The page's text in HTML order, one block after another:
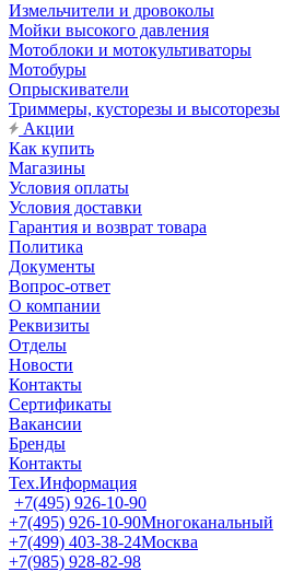
Измельчители и дровоколы
Мойки высокого давления
Мотоблоки и мотокультиваторы
Мотобуры
Опрыскиватели
Триммеры, кусторезы и высоторезы
Акции
Как купить
Магазины
Условия оплаты
Условия доставки
Гарантия и возврат товара
Политика
Документы
Вопрос-ответ
О компании
Реквизиты
Отделы
Новости
Контакты
Сертификаты
Вакансии
Бренды
Контакты
Тех.Информация
+7(495) 926-10-90
+7(495) 926-10-90Многоканальный
+7(499) 403-38-24Москва
+7(985) 928-82-98